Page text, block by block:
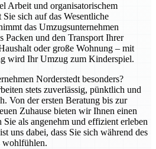
Arbeit und organisatorischem
sich auf das Wesentliche
das Umzugsunternehmen
Packen und den Transport Ihrer
oder große Wohnung – mit
wird Ihr Umzug zum Kinderspiel.
Norderstedt besonders?
stets zuverlässig, pünktlich und
Von der ersten Beratung bis zur
Zuhause bieten wir Ihnen einen
als angenehm und effizient erleben
uns dabei, dass Sie sich während des
wohlfühlen.